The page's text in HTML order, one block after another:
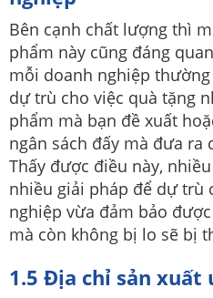
Bên cạnh chất lượng thì
phẩm này cũng đáng
mỗi doanh nghiệp
dự trù cho việc quà tặng
phẩm mà bạn đề xuất
ngân sách đấy mà đưa
Thấy được điều này,
nhiều giải pháp để dự trù
nghiệp vừa đảm bảo
mà còn không bị lo sẽ bị
1.5 Địa chỉ sản xuất